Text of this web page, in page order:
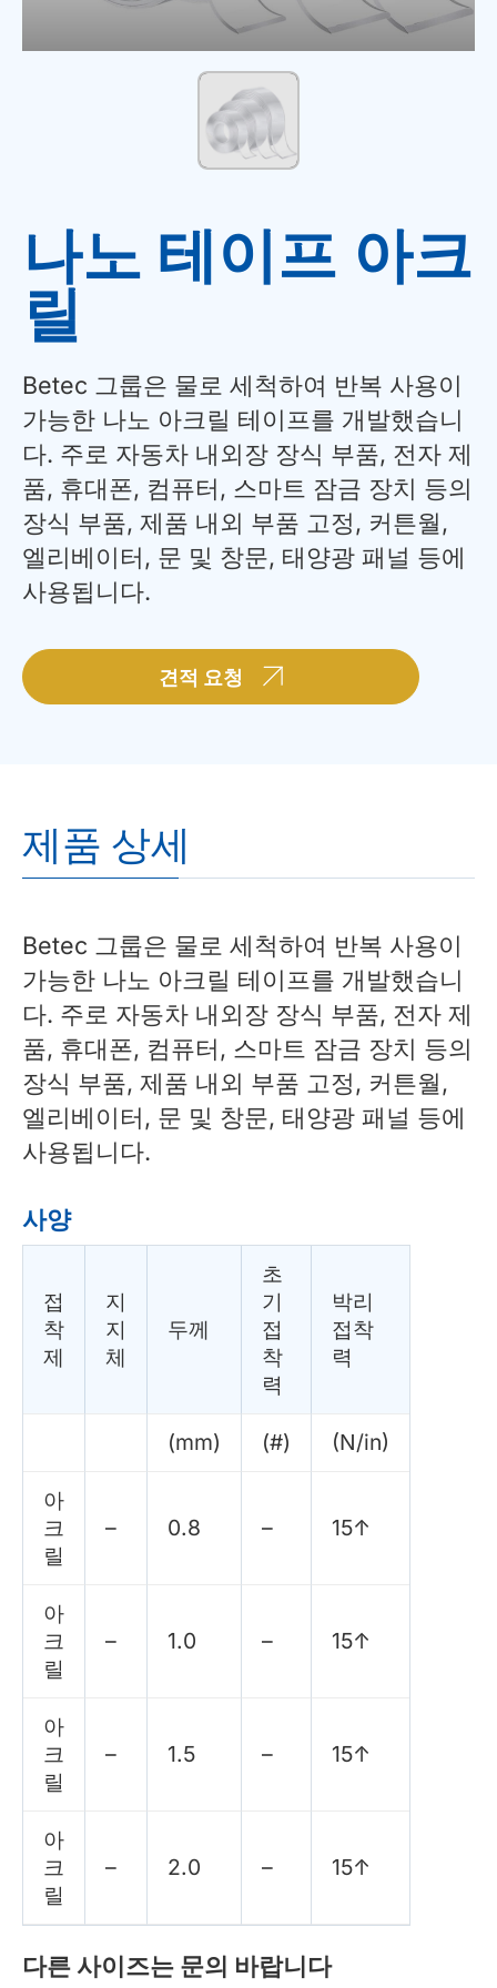
나노 테이프 아크
릴
Betec 그룹은 물로 세척하여 반복 사용이
가능한 나노 아크릴 테이프를 개발했습니
다. 주로 자동차 내외장 장식 부품, 전자 제
품, 휴대폰, 컴퓨터, 스마트 잠금 장치 등의
장식 부품, 제품 내외 부품 고정, 커튼월,
엘리베이터, 문 및 창문, 태양광 패널 등에
사용됩니다.
견적 요청
제품 상세
Betec 그룹은 물로 세척하여 반복 사용이
가능한 나노 아크릴 테이프를 개발했습니
다. 주로 자동차 내외장 장식 부품, 전자 제
품, 휴대폰, 컴퓨터, 스마트 잠금 장치 등의
장식 부품, 제품 내외 부품 고정, 커튼월,
엘리베이터, 문 및 창문, 태양광 패널 등에
사용됩니다.
사양
접
착
제
지
지
체
두께
초
기
접
착
력
박리
접착
력
(mm) (#) (N/in)
아
크
릴
– 0.8 – 15↑
아
크
릴
– 1.0 – 15↑
아
크
릴
– 1.5 – 15↑
아
크
릴
– 2.0 – 15↑
다른 사이즈는 문의 바랍니다